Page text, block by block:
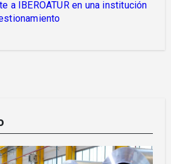
a IBEROATUR en una institución